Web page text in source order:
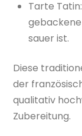
Tarte
sauer ist.
Diese
der
qualitativ
Zubereitung.